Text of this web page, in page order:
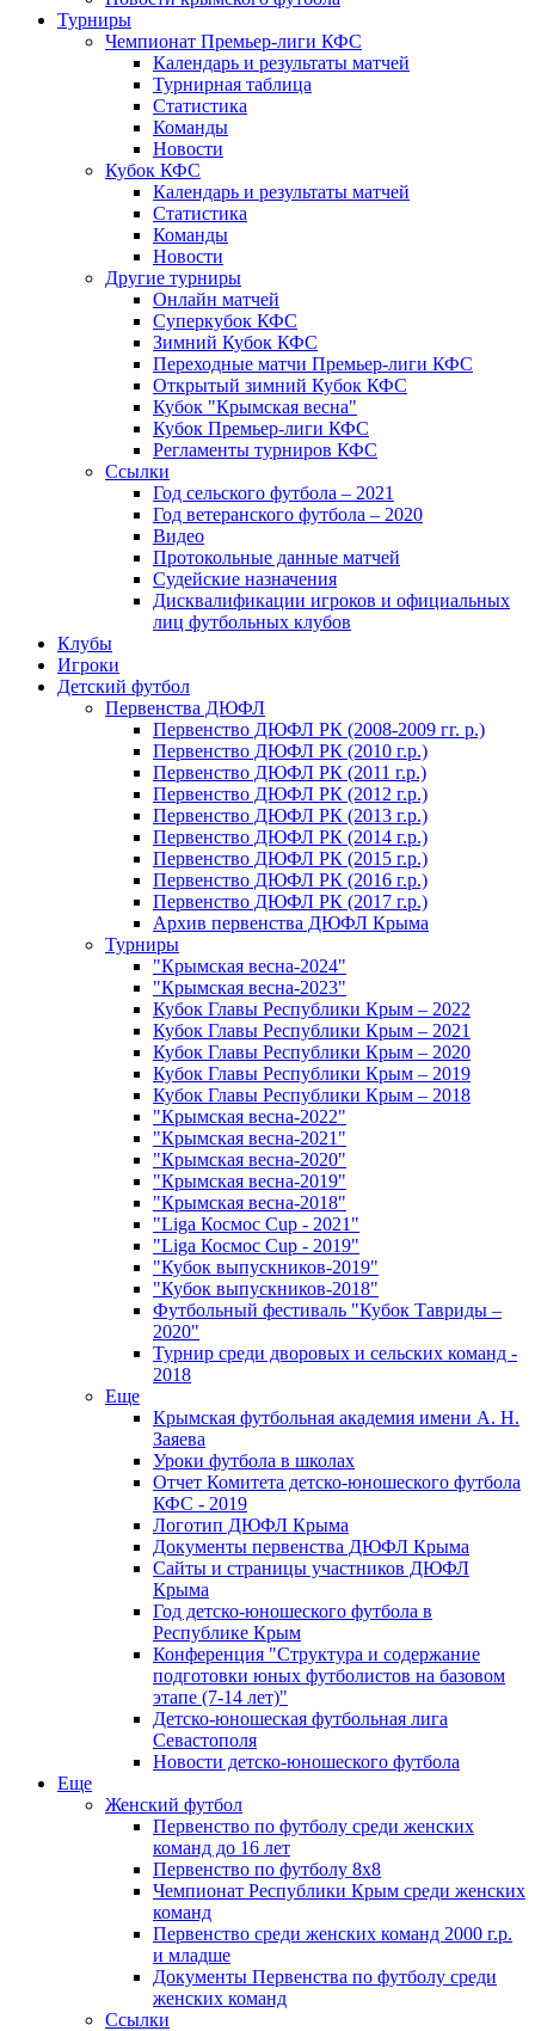
Турниры
Чемпионат Премьер-лиги КФС
Календарь и результаты матчей
Турнирная таблица
Статистика
Команды
Новости
Кубок КФС
Календарь и результаты матчей
Статистика
Команды
Новости
Другие турниры
Онлайн матчей
Суперкубок КФС
Зимний Кубок КФС
Переходные матчи Премьер-лиги КФС
Открытый зимний Кубок КФС
Кубок "Крымская весна"
Кубок Премьер-лиги КФС
Регламенты турниров КФС
Ссылки
Год сельского футбола – 2021
Год ветеранского футбола – 2020
Видео
Протокольные данные матчей
Судейские назначения
Дисквалификации игроков и официальных
лиц футбольных клубов
Клубы
Игроки
Детский футбол
Первенства ДЮФЛ
Первенство ДЮФЛ РК (2008-2009 гг. р.)
Первенство ДЮФЛ РК (2010 г.р.)
Первенство ДЮФЛ РК (2011 г.р.)
Первенство ДЮФЛ РК (2012 г.р.)
Первенство ДЮФЛ РК (2013 г.р.)
Первенство ДЮФЛ РК (2014 г.р.)
Первенство ДЮФЛ РК (2015 г.р.)
Первенство ДЮФЛ РК (2016 г.р.)
Первенство ДЮФЛ РК (2017 г.р.)
Архив первенства ДЮФЛ Крыма
Турниры
"Крымская весна-2024"
"Крымская весна-2023"
Кубок Главы Республики Крым – 2022
Кубок Главы Республики Крым – 2021
Кубок Главы Республики Крым – 2020
Кубок Главы Республики Крым – 2019
Кубок Главы Республики Крым – 2018
"Крымская весна-2022"
"Крымская весна-2021"
"Крымская весна-2020"
"Крымская весна-2019"
"Крымская весна-2018"
"Liga Космос Cup - 2021"
"Liga Космос Cup - 2019"
"Кубок выпускников-2019"
"Кубок выпускников-2018"
Футбольный фестиваль "Кубок Тавриды –
2020"
Турнир среди дворовых и сельских команд -
2018
Еще
Крымская футбольная академия имени А. Н.
Заяева
Уроки футбола в школах
Отчет Комитета детско-юношеского футбола
КФС - 2019
Логотип ДЮФЛ Крыма
Документы первенства ДЮФЛ Крыма
Сайты и страницы участников ДЮФЛ
Крыма
Год детско-юношеского футбола в
Республике Крым
Конференция "Структура и содержание
подготовки юных футболистов на базовом
этапе (7-14 лет)"
Детско-юношеская футбольная лига
Севастополя
Новости детско-юношеского футбола
Еще
Женский футбол
Первенство по футболу среди женских
команд до 16 лет
Первенство по футболу 8х8
Чемпионат Республики Крым среди женских
команд
Первенство среди женских команд 2000 г.р.
и младше
Документы Первенства по футболу среди
женских команд
Ссылки